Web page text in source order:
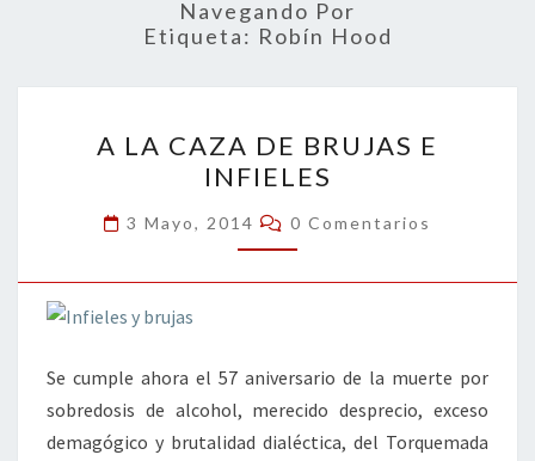
Navegando Por
Etiqueta: Robín Hood
LA
CAZA
DE
BRUJAS
E
A LA CAZA DE BRUJAS E
INFIELES
3 Mayo, 2014 Comentarios
0 Comentarios
Se cumple ahora el 57 aniversario de la muerte por
sobredosis de alcohol, merecido desprecio, exceso
demagógico y brutalidad dialéctica, del Torquemada